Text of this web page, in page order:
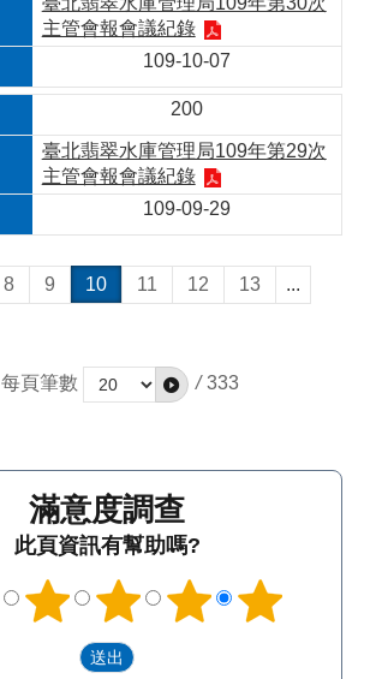
主管會報會議紀錄
109-10-07
200
臺北翡翠水庫管理局109年第29次
主管會報會議紀錄
109-09-29
8 9 10 11 12 13
...
每頁筆數 / 333
滿意度調查
此頁資訊有幫助嗎?